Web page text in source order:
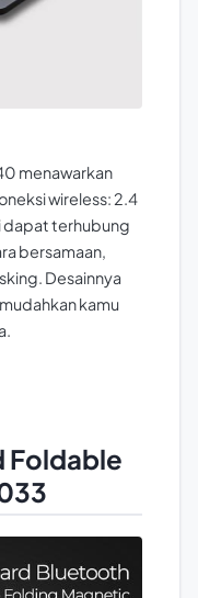
menawarkan
wireless: 2.4
dapat terhubung
bersamaan,
Desainnya
kamu
Foldable